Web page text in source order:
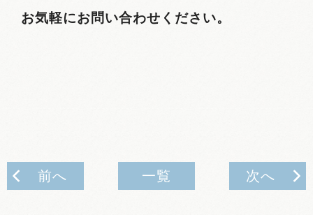
お気軽にお問い合わせください。
前へ 一覧 次へ